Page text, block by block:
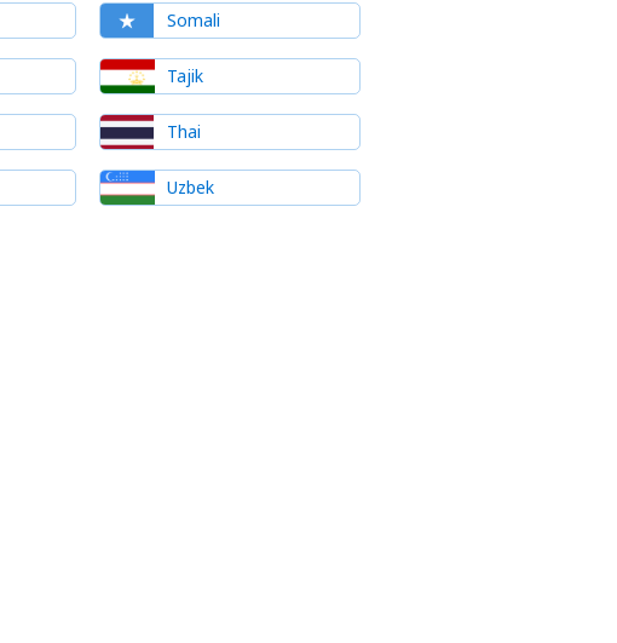
Somali
Tajik
Thai
Uzbek